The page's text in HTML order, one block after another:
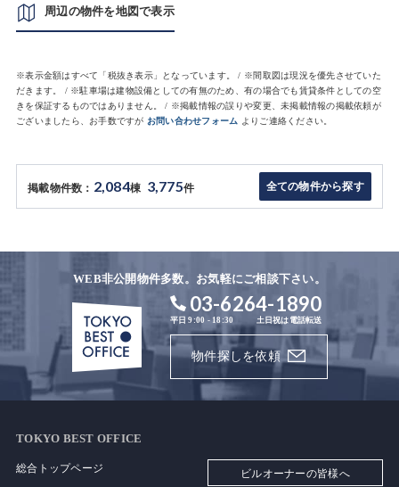
周辺の物件を地図で表示
※表示金額はすべて「税抜き表示」となっています。 / ※間取図は現況を優先させていた
だきます。 / ※駐車場は建物設備としての有無のため、有の場合でも賃貸条件としての空
きを保証するものではありません。 / ※掲載情報の誤りや変更、未掲載情報の掲載依頼が
ございましたら、お手数ですが お問い合わせフォーム よりご連絡ください。
掲載物件数： 2,084棟 3,775件 全ての物件から探す
WEB非公開物件多数。お気軽にご相談下さい。
03-6264-1890
平日 9:00 - 18:30 土日祝は電話転送
物件探しを依頼
TOKYO BEST OFFICE
総合トップページ ビルオーナーの皆様へ